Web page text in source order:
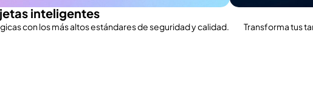
inteligentes
con los más altos estándares de seguridad y calidad.
Transforma tus